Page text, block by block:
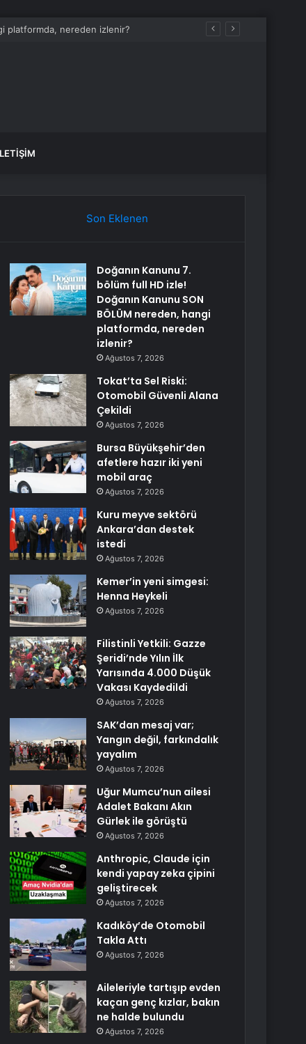
platformda, nereden izlenir?
Son Eklenen
Doğanın Kanunu 7.
bölüm full HD izle!
Doğanın Kanunu SON
BÖLÜM nereden, hangi
platformda, nereden
izlenir?
Ağustos 7, 2026
Tokat’ta Sel Riski:
Otomobil Güvenli Alana
Çekildi
Ağustos 7, 2026
Bursa Büyükşehir’den
afetlere hazır iki yeni
mobil araç
Ağustos 7, 2026
Kuru meyve sektörü
Ankara’dan destek
istedi
Ağustos 7, 2026
Kemer’in yeni simgesi:
Henna Heykeli
Ağustos 7, 2026
Filistinli Yetkili: Gazze
Şeridi’nde Yılın İlk
Yarısında 4.000 Düşük
Vakası Kaydedildi
Ağustos 7, 2026
SAK’dan mesaj var;
Yangın değil, farkındalık
yayalım
Ağustos 7, 2026
Uğur Mumcu’nun ailesi
Adalet Bakanı Akın
Gürlek ile görüştü
Ağustos 7, 2026
Anthropic, Claude için
kendi yapay zeka çipini
geliştirecek
Ağustos 7, 2026
Kadıköy’de Otomobil
Takla Attı
Ağustos 7, 2026
Aileleriyle tartışıp evden
kaçan genç kızlar, bakın
ne halde bulundu
Ağustos 7, 2026